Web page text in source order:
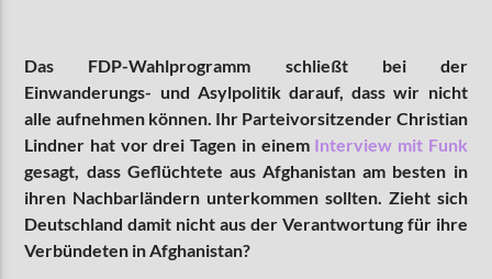
Das FDP-Wahlprogramm schließt bei der
Einwanderungs- und Asylpolitik darauf, dass wir nicht
alle aufnehmen können. Ihr Parteivorsitzender Christian
Lindner hat vor drei Tagen in einem Interview mit Funk
gesagt, dass Geflüchtete aus Afghanistan am besten in
ihren Nachbarländern unterkommen sollten. Zieht sich
Deutschland damit nicht aus der Verantwortung für ihre
Verbündeten in Afghanistan?